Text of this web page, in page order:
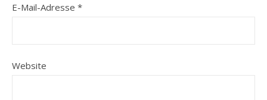
E-Mail-Adresse *
Website